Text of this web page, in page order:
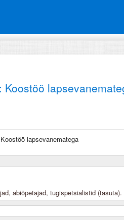
Koostöö
Koostöö lapsevanematega
abiõpetajad, tugispetsialistid (tasuta).